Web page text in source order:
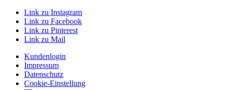
Link zu Instagram
Link zu Facebook
Link zu Pinterest
Link zu Mail
Kundenlogin
Impressum
Datenschutz
Cookie-Einstellung